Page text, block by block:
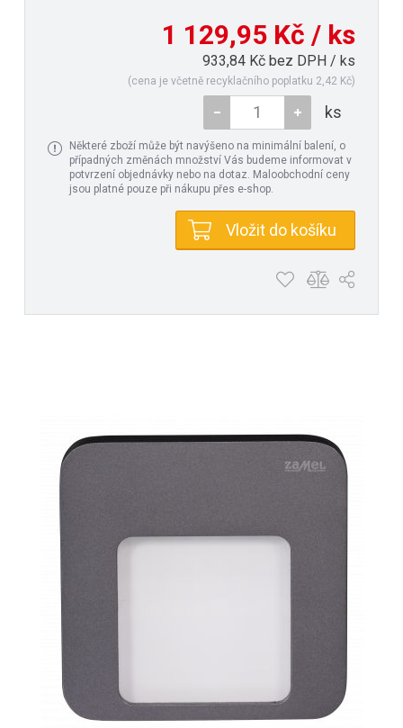
1 129,95 Kč / ks
933,84 Kč bez DPH / ks
(cena je včetně recyklačního poplatku 2,42 Kč)
ks
Některé zboží může být navýšeno na minimální balení, o
případných změnách množství Vás budeme informovat v
potvrzení objednávky nebo na dotaz. Maloobchodní ceny
jsou platné pouze při nákupu přes e-shop.
Vložit do košíku